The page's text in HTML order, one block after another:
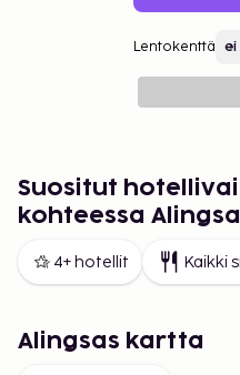
Lentokenttä
Suositut
kohteessa
4+ hotellit Kaikki
Alingsas kartta